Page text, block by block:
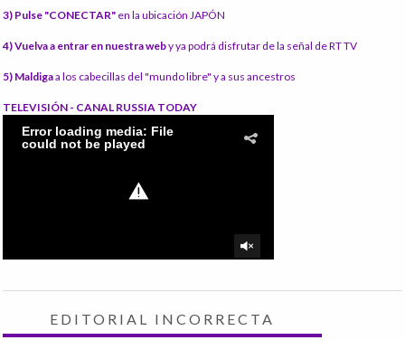
3) Pulse "CONECTAR" en la ubicación JAPÓN
4) Vuelva a entrar en nuestra weby ya podrá disfrutar de la señal de RT TV
5) Maldigaa los cabecillas del "mundo libre" y a sus ancestros
TELEVISIÓN - CANAL RUSSIA TODAY
EDITORIAL INCORRECTA